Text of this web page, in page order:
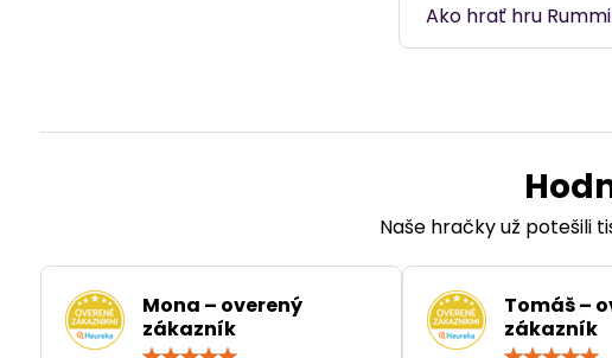
Ako hrať hru
Naše hračky už potešili
Mona – overený
zákazník
Tomáš –
zákazník